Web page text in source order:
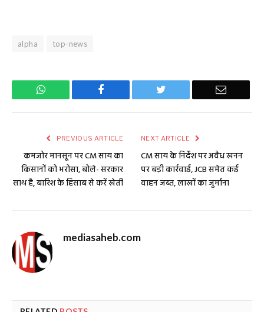
alpha top-news
WhatsApp Facebook Twitter Email
PREVIOUS ARTICLE
कमजोर मानसून पर CM साय का
किसानों को भरोसा, बोले- सरकार
साथ है, बारिश के हिसाब से करें खेती
NEXT ARTICLE
CM साय के निर्देश पर अवैध खनन
पर बड़ी कार्रवाई, JCB समेत कई
वाहन जब्त, लाखों का जुर्माना
mediasaheb.com